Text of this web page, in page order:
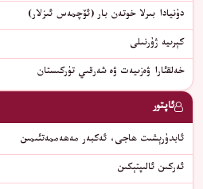
دۇنيادا بىرلا خوتەن بار (ئۆچمەس ئىزلار)
كېرىيە ژۇرنىلى
خەلقئارا ۋەزىيەت ۋە شەرقىي تۈركىستان
ئاپتور
ئابدۇرېشىت ھاجى، ئەكبەر مەھەممەتئىمىن
ئەركىن ئالىپتېكىن